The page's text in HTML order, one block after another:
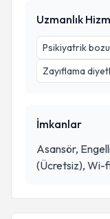
Uzmanlık
Psikiyatrik
Zayıflama
İmkanlar
Asansör,
(Ücretsiz), Wi-